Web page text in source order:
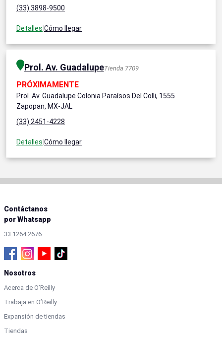
(33) 3898-9500
Detalles Cómo llegar
Prol. Av. GuadalupeTienda 7709
PRÓXIMAMENTE
Prol. Av. Guadalupe Colonia Paraísos Del Colli, 1555
Zapopan, MX-JAL
(33) 2451-4228
Detalles Cómo llegar
Contáctanos
por Whatsapp
33 1264 2676
Nosotros
Acerca de O’Reilly
Trabaja en O’Reilly
Expansión de tiendas
Tiendas